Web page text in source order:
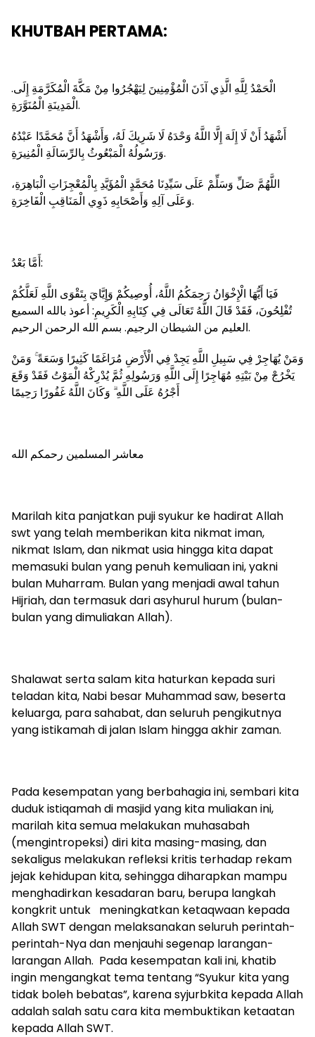
KHUTBAH PERTAMA:
.الْحَمْدُ لِلَّهِ الَّذِي آذَنَ الْمُؤْمِنِينَ لِيَهْجُرُوا مِنْ مَكَّةَ الْمُكَرَّمَةِ إِلَى
الْمَدِينَةِ الْمُنَوَّرَةِ.
أَشْهَدُ أَنْ لَا إِلَهَ إِلَّا اللَّهُ وَحْدَهُ لَا شَرِيكَ لَهُ، وَأَشْهَدُ أَنَّ مُحَمَّدًا عَبْدُهُ
وَرَسُولُهُ الْمَبْعُوثُ بِالرِّسَالَةِ الْمُنِيرَةِ.
اللَّهُمَّ صَلِّ وَسَلِّمْ عَلَى سَيِّدِنَا مُحَمَّدٍ الْمُؤَيَّدِ بِالْمُعْجِزَاتِ الْبَاهِرَةِ،
وَعَلَى آلِهِ وَأَصْحَابِهِ ذَوِي الْمَنَاقِبِ الْفَاخِرَةِ.
أَمَّا بَعْدُ:
فَيَا أَيُّهَا الْإِخْوَانُ رَحِمَكُمُ اللَّهُ، أُوصِيكُمْ وَإِيَّايَ بِتَقْوَى اللَّهِ لَعَلَّكُمْ
تُفْلِحُونَ، فَقَدْ قَالَ اللَّهُ تَعَالَى فِي كِتَابِهِ الْكَرِيمِ: أعوذ بالله السميع
العليم من الشيطان الرجيم. بسم الله الرحمن الرحيم.
وَمَنْ يُهَاجِرْ فِي سَبِيلِ اللَّهِ يَجِدْ فِي الْأَرْضِ مُرَاغَمًا كَثِيرًا وَسَعَةً ۚ وَمَنْ
يَخْرُجْ مِنْ بَيْتِهِ مُهَاجِرًا إِلَى اللَّهِ وَرَسُولِهِ ثُمَّ يُدْرِكْهُ الْمَوْتُ فَقَدْ وَقَعَ
أَجْرُهُ عَلَى اللَّهِ ۗ وَكَانَ اللَّهُ غَفُورًا رَحِيمًا
معاشر المسلمين رحمكم الله
Marilah kita panjatkan puji syukur ke hadirat Allah
swt yang telah memberikan kita nikmat iman,
nikmat Islam, dan nikmat usia hingga kita dapat
memasuki bulan yang penuh kemuliaan ini, yakni
bulan Muharram. Bulan yang menjadi awal tahun
Hijriah, dan termasuk dari asyhurul hurum (bulan-
bulan yang dimuliakan Allah).
Shalawat serta salam kita haturkan kepada suri
teladan kita, Nabi besar Muhammad saw, beserta
keluarga, para sahabat, dan seluruh pengikutnya
yang istikamah di jalan Islam hingga akhir zaman.
Pada kesempatan yang berbahagia ini, sembari kita
duduk istiqamah di masjid yang kita muliakan ini,
marilah kita semua melakukan muhasabah
(mengintropeksi) diri kita masing-masing, dan
sekaligus melakukan refleksi kritis terhadap rekam
jejak kehidupan kita, sehingga diharapkan mampu
menghadirkan kesadaran baru, berupa langkah
kongkrit untuk meningkatkan ketaqwaan kepada
Allah SWT dengan melaksanakan seluruh perintah-
perintah-Nya dan menjauhi segenap larangan-
larangan Allah. Pada kesempatan kali ini, khatib
ingin mengangkat tema tentang “Syukur kita yang
tidak boleh bebatas”, karena syjurbkita kepada Allah
adalah salah satu cara kita membuktikan ketaatan
kepada Allah SWT.